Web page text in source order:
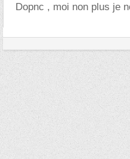
Dopnc , moi non plus je